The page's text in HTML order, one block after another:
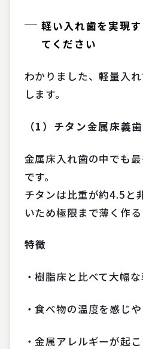
軽い入れ歯を実現
てください
わかりました、軽量入
します。
（1）チタン金属床義歯
金属床入れ歯の中でも
です。
チタンは比重が約4.5と
いため極限まで薄く作る
特徴
・樹脂床と比べて大幅
・食べ物の温度を感じ
・金属アレルギーが起